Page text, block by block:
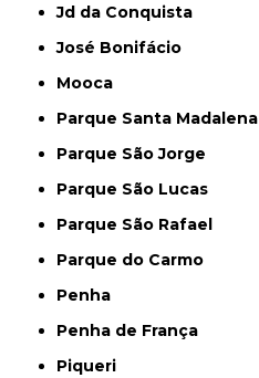
Jd da Conquista
José Bonifácio
Mooca
Parque Santa Madalena
Parque São Jorge
Parque São Lucas
Parque São Rafael
Parque do Carmo
Penha
Penha de França
Piqueri